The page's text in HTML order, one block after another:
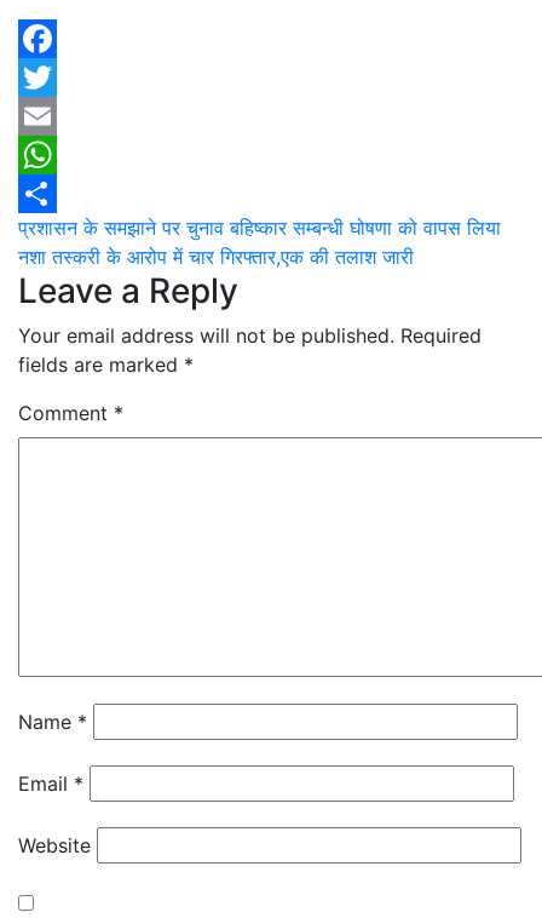
Facebook
Twitter
Email
WhatsApp
Share
Post
navigation
प्रशासन के समझाने पर चुनाव बहिष्कार सम्बन्धी घोषणा को वापस लिया
नशा तस्करी के आरोप में चार गिरफ्तार,एक की तलाश जारी
Leave a Reply
Your email address will not be published. Required
fields are marked *
Comment *
Name *
Email *
Website